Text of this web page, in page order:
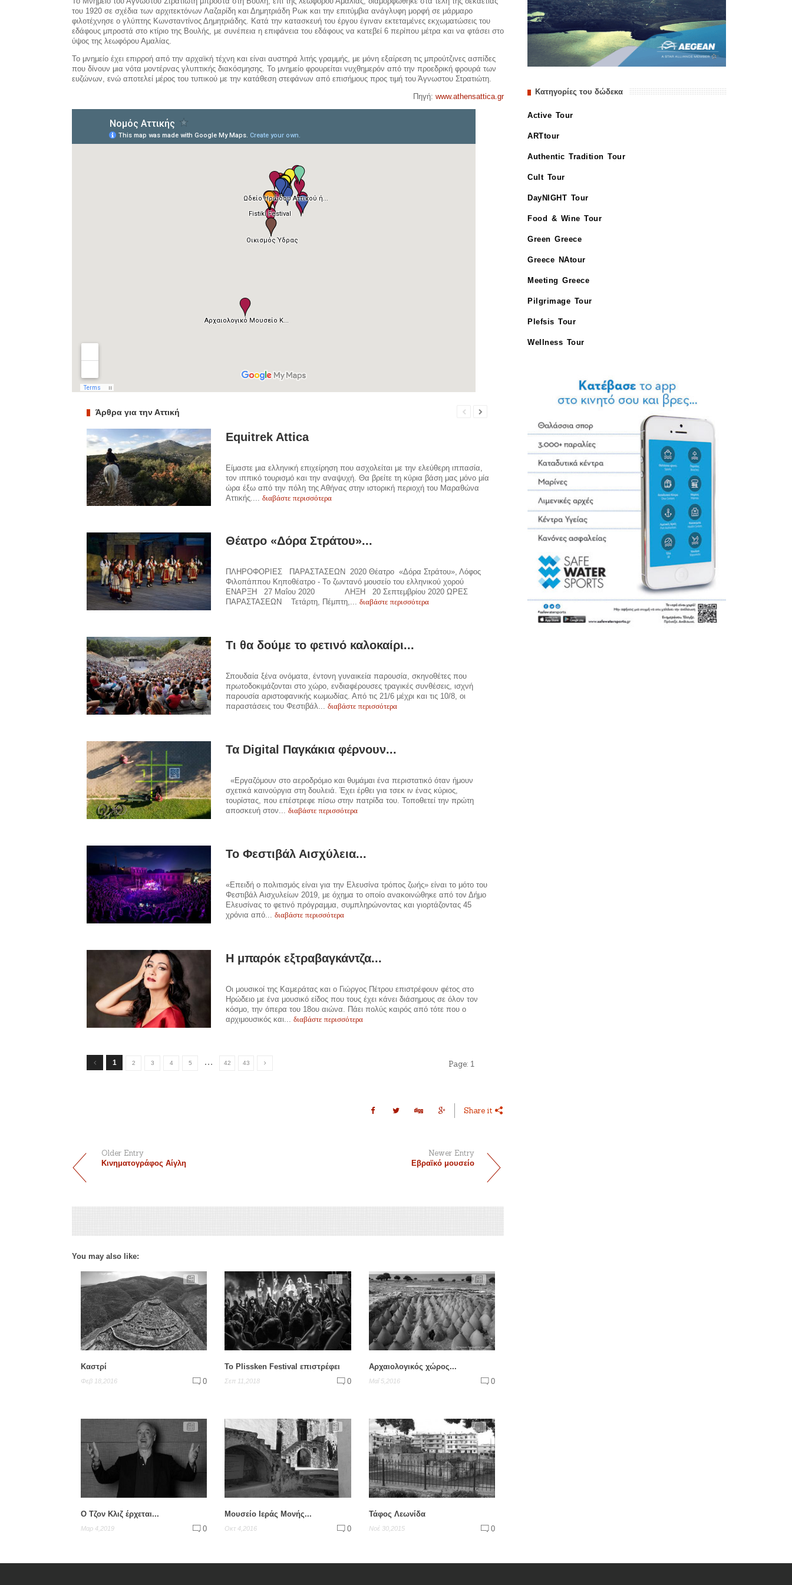
του 1920 σε σχέδια των αρχιτεκτόνων Λαζαρίδη και Δημητριάδη Ρωκ και την επιτύμβια ανάγλυφη μορφή σε μάρμαρο
φιλοτέχνησε ο γλύπτης Κωνσταντίνος Δημητριάδης. Κατά την κατασκευή του έργου έγιναν εκτεταμένες εκχωματώσεις του
εδάφους μπροστά στο κτίριο της Βουλής, με συνέπεια η επιφάνεια του εδάφους να κατεβεί 6 περίπου μέτρα και να φτάσει στο
ύψος της λεωφόρου Αμαλίας.
Το μνημείο έχει επιρροή από την αρχαϊκή τέχνη και είναι αυστηρά λιτής γραμμής, με μόνη εξαίρεση τις μπρούτζινες ασπίδες
που δίνουν μια νότα μοντέρνας γλυπτικής διακόσμησης. Το μνημείο φρουρείται νυχθημερόν από την προεδρική φρουρά των
ευζώνων, ενώ αποτελεί μέρος του τυπικού με την κατάθεση στεφάνων από επισήμους προς τιμή του Άγνωστου Στρατιώτη.
Πηγή:www.athensattica.gr
Άρθρα για την Αττική
Equitrek Attica
Είμαστε μια ελληνική επιχείρηση που ασχολείται με την ελεύθερη ιππασία,
τον ιππικό τουρισμό και την αναψυχή. Θα βρείτε τη κύρια βάση μας μόνο μία
ώρα έξω από την πόλη της Αθήνας στην ιστορική περιοχή του Μαραθώνα
Αττικής....διαβάστε περισσότερα
Θέατρο «Δόρα Στράτου»...
ΠΛΗΡΟΦΟΡΙΕΣ ΠΑΡΑΣΤΑΣΕΩΝ 2020 Θέατρο «Δόρα Στράτου», Λόφος
Φιλοπάππου Κηποθέατρο - Το ζωντανό μουσείο του ελληνικού χορού
ΕΝΑΡΞΗ 27 Μαΐου 2020 ΛΗΞΗ 20 Σεπτεμβρίου 2020 ΩΡΕΣ
ΠΑΡΑΣΤΑΣΕΩΝ Τετάρτη, Πέμπτη,...διαβάστε περισσότερα
Τι θα δούμε το φετινό καλοκαίρι...
Σπουδαία ξένα ονόματα, έντονη γυναικεία παρουσία, σκηνοθέτες που
πρωτοδοκιμάζονται στο χώρο, ενδιαφέρουσες τραγικές συνθέσεις, ισχνή
παρουσία αριστοφανικής κωμωδίας. Από τις 21/6 μέχρι και τις 10/8, οι
παραστάσεις του Φεστιβάλ...διαβάστε περισσότερα
Τα Digital Παγκάκια φέρνουν...
«Εργαζόμουν στο αεροδρόμιο και θυμάμαι ένα περιστατικό όταν ήμουν
σχετικά καινούργια στη δουλειά. Έχει έρθει για τσεκ ιν ένας κύριος,
τουρίστας, που επέστρεφε πίσω στην πατρίδα του. Τοποθετεί την πρώτη
αποσκευή στον...διαβάστε περισσότερα
Το Φεστιβάλ Αισχύλεια...
«Επειδή ο πολιτισμός είναι για την Ελευσίνα τρόπος ζωής» είναι το μότο του
Φεστιβάλ Αισχυλείων 2019, με όχημα το οποίο ανακοινώθηκε από τον Δήμο
Ελευσίνας το φετινό πρόγραμμα, συμπληρώνοντας και γιορτάζοντας 45
χρόνια από...διαβάστε περισσότερα
Η μπαρόκ εξτραβαγκάντζα...
Οι μουσικοί της Καμεράτας και ο Γιώργος Πέτρου επιστρέφουν φέτος στο
Ηρώδειο με ένα μουσικό είδος που τους έχει κάνει διάσημους σε όλον τον
κόσμο, την όπερα του 18ου αιώνα. Πάει πολύς καιρός από τότε που ο
αρχιμουσικός και...διαβάστε περισσότερα
1 2 3 4 5 … 42 43 Page: 1
Share it
Older Entry
Κινηματογράφος Αίγλη
Newer Entry
Εβραϊκό μουσείο
You may also like:
Καστρί
Φεβ 18,2016 0
To Plissken Festival επιστρέφει
Σεπ 11,2018 0
Αρχαιολογικός χώρος...
Μαΐ 5,2016 0
Ο Τζον Κλιζ έρχεται...
Μαρ 4,2019 0
Μουσείο Ιεράς Μονής...
Οκτ 4,2016 0
Τάφος Λεωνίδα
Νοέ 30,2015 0
Κατηγορίες του δώδεκα
Active Tour
ARTtour
Authentic Tradition Tour
Cult Tour
DayNIGHT Tour
Food & Wine Tour
Green Greece
Greece NAtour
Meeting Greece
Pilgrimage Tour
Plefsis Tour
Wellness Tour